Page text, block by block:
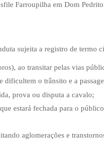
Farroupilha em Dom
sujeita a registro de termo
ao transitar pelas vias
o trânsito e a
prova ou disputa a cavalo;
estará fechada para o
aglomerações e